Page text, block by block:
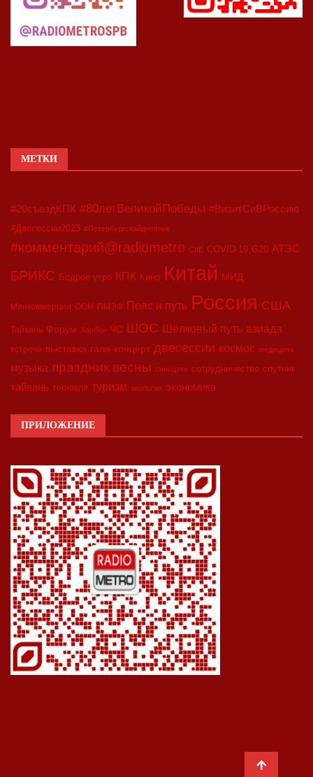
МЕТКИ
#20съездКПК #80летВеликойПобеды #ВизитСиВРоссию
#Двесессии2023 #Петербургскийдневник
#комментарий@radiometro CIIE COVID-19 G20 АТЭС
БРИКС Бодрое утро КПК Кино Китай МИД
Минкоммерции ООН ПМЭФ Пояс и путь Россия США
Тайвань Форум Харбин ЧС ШОС Шёлковый путь азиада
встреча выставка гала-концерт двесессии космос медицина
музыка праздник весны синьцзян сотрудничество спутник
тайвань торговля туризм экология экономика
ПРИЛОЖЕНИЕ